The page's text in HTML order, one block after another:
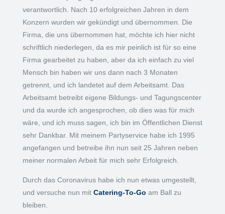
verantwortlich. Nach 10 erfolgreichen Jahren in dem
Konzern wurden wir gekündigt und übernommen. Die
Firma, die uns übernommen hat, möchte ich hier nicht
schriftlich niederlegen, da es mir peinlich ist für so eine
Firma gearbeitet zu haben, aber da ich einfach zu viel
Mensch bin haben wir uns dann nach 3 Monaten
getrennt, und ich landetet auf dem Arbeitsamt. Das
Arbeitsamt betreibt eigene Bildungs- und Tagungscenter
und da wurde ich angesprochen, ob dies was für mich
wäre, und ich muss sagen, ich bin im Öffentlichen Dienst
sehr Dankbar. Mit meinem Partyservice habe ich 1995
angefangen und betreibe ihn nun seit 25 Jahren neben
meiner normalen Arbeit für mich sehr Erfolgreich.
Durch das Coronavirus habe ich nun etwas umgestellt,
und versuche nun mit Catering-To-Go am Ball zu
bleiben.